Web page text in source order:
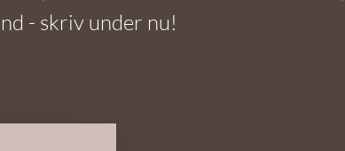
- skriv under nu!